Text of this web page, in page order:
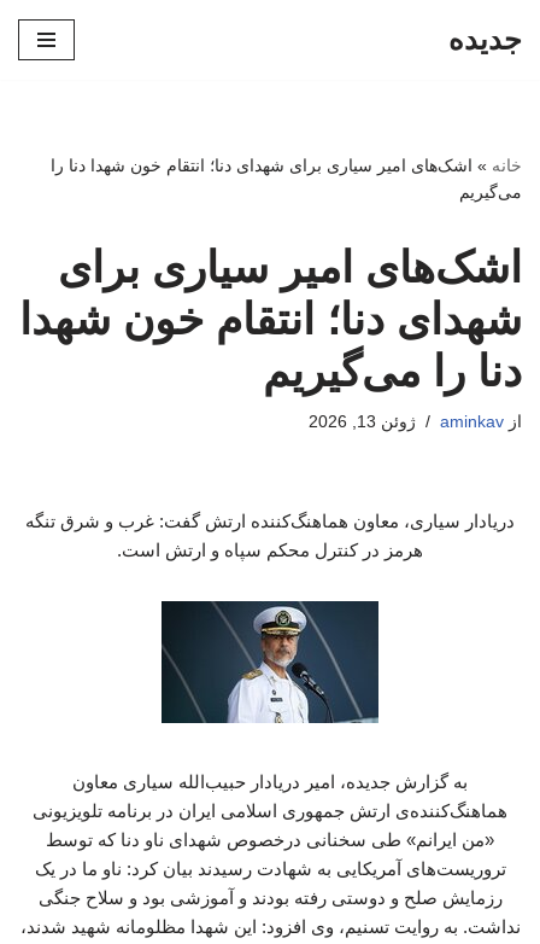
جدیده
خانه » اشک‌های امیر سیاری برای شهدای دنا؛ انتقام خون شهدا دنا را
می‌گیریم
اشک‌های امیر سیاری برای
شهدای دنا؛ انتقام خون شهدا
دنا را می‌گیریم
از aminkav ژوئن 13, 2026
دریادار سیاری، معاون هماهنگ‌کننده ارتش گفت: غرب و شرق تنگه
هرمز در کنترل محکم سپاه و ارتش است.
به گزارش جدیده، امیر دریادار حبیب‌الله سیاری معاون
هماهنگ‌کننده‌ی ارتش جمهوری اسلامی ایران در برنامه تلویزیونی
«من ایرانم» طی سخنانی درخصوص شهدای ناو دنا که توسط
تروریست‌های آمریکایی به شهادت رسیدند بیان کرد: ناو ما در یک
رزمایش صلح و دوستی رفته بودند و آموزشی بود و سلاح جنگی
نداشت. به روایت تسنیم، وی افزود: این شهدا مظلومانه شهید شدند،